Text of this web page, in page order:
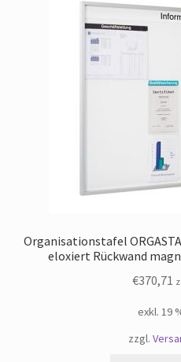
Organisationstafel
eloxiert Rückwand
€370,71
exkl. 19
zzgl.